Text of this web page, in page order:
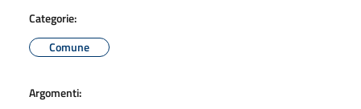
Categorie:
Comune
Argomenti: